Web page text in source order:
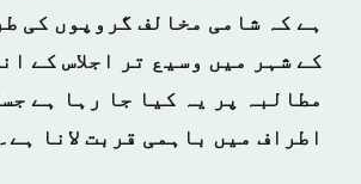
ہے کہ شامی مخالف گروپوں کی
کے شہر میں وسیع تر اجلاس کے
مطالبہ پر یہ کیا جا رہا ہے
اطراف میں باہمی قربت لانا